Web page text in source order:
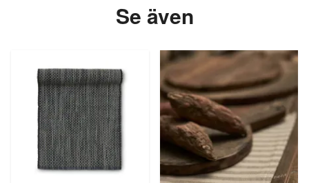
Se även